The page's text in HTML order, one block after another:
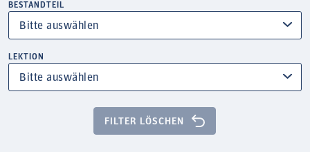
BESTANDTEIL
LEKTION
FILTER LÖSCHEN